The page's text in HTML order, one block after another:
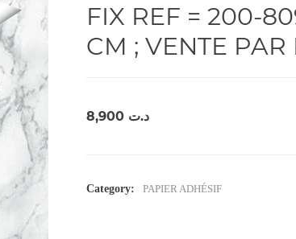
FIX REF = 200-
CM ; VENTE
د.ت
Category: PAPIER ADHÉSIF